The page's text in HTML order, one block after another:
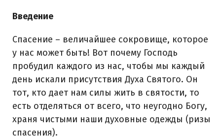
Введение
Cпасение – величайшее сокровище, которое
у нас может быть! Вот почему Господь
пробудил каждого из нас, чтобы мы каждый
день искали присутствия Духа Святого. Он
тот, кто дает нам силы жить в святости, то
есть отделяться от всего, что неугодно Богу,
храня чистыми наши духовные одежды (ризы
спасения).